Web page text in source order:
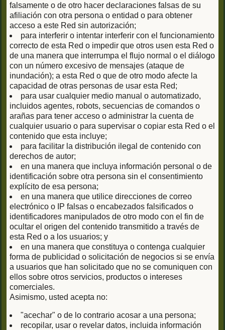
falsamente o de otro hacer declaraciones falsas de su
afiliación con otra persona o entidad o para obtener
acceso a este Red sin autorización;
para interferir o intentar interferir con el funcionamiento
correcto de esta Red o impedir que otros usen esta Red o
de una manera que interrumpa el flujo normal o el diálogo
con un número excesivo de mensajes (ataque de
inundación); a esta Red o que de otro modo afecte la
capacidad de otras personas de usar esta Red;
para usar cualquier medio manual o automatizado,
incluidos agentes, robots, secuencias de comandos o
arañas para tener acceso o administrar la cuenta de
cualquier usuario o para supervisar o copiar esta Red o el
contenido que esta incluye;
para facilitar la distribución ilegal de contenido con
derechos de autor;
en una manera que incluya información personal o de
identificación sobre otra persona sin el consentimiento
explícito de esa persona;
en una manera que utilice direcciones de correo
electrónico o IP falsas o encabezados falsificados o
identificadores manipulados de otro modo con el fin de
ocultar el origen del contenido transmitido a través de
esta Red o a los usuarios; y
en una manera que constituya o contenga cualquier
forma de publicidad o solicitación de negocios si se envía
a usuarios que han solicitado que no se comuniquen con
ellos sobre otros servicios, productos o intereses
comerciales.
Asimismo, usted acepta no:
"acechar" o de lo contrario acosar a una persona;
recopilar, usar o revelar datos, incluida información